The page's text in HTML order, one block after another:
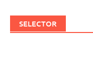
SELECTOR